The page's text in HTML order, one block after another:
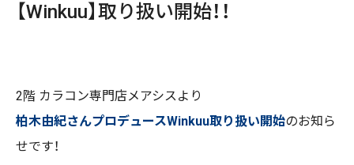
【Winkuu】取り扱い開始！！
2階 カラコン専門店メアシスより
柏木由紀さんプロデュースWinkuu取り扱い開始のお知ら
せです！